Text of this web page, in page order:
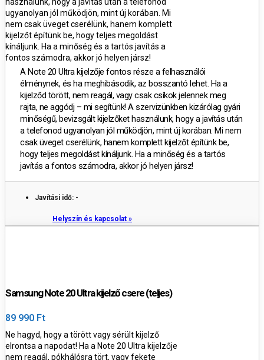
ugyanolyan jól működjön, mint új korában. Mi
nem csak üveget cserélünk, hanem komplett
kijelzőt építünk be, hogy teljes megoldást
kínáljunk. Ha a minőség és a tartós javítás a
fontos számodra, akkor jó helyen jársz!
ANote 20 Ultra kijelzője fontos része a felhasználói
élménynek, és ha meghibásodik, az bosszantó lehet. Ha a
kijelződ törött, nem reagál, vagy csak csíkok jelennek meg
rajta, ne aggódj – mi segítünk! A szervizünkben kizárólag gyári
minőségű, bevizsgált kijelzőket használunk, hogy a javítás után
a telefonod ugyanolyan jól működjön, mint új korában. Mi nem
csak üveget cserélünk, hanem komplett kijelzőt építünk be,
hogy teljes megoldást kínáljunk. Ha a minőség és a tartós
javítás a fontos számodra, akkor jó helyen jársz!
Javítási idő: -
Helyszín és kapcsolat »
Samsung Note 20 Ultra kijelző csere (teljes)
89 990 Ft
Ne hagyd, hogy a törött vagy sérült kijelző
elrontsa a napodat! Ha a Note 20 Ultra kijelzője
nem reagál, pókhálósra tört, vagy fekete